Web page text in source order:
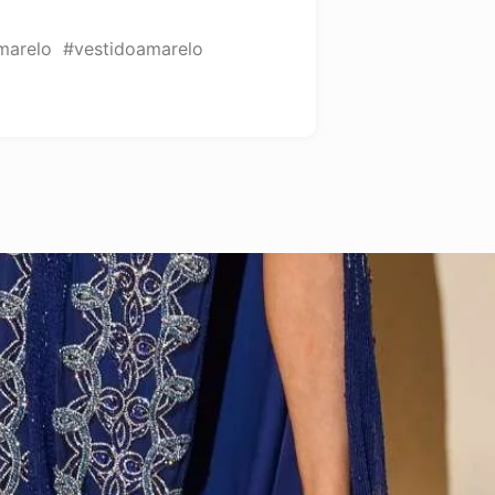
#vestidoamarelo